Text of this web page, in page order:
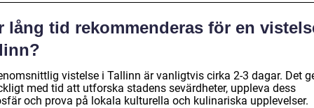
lång tid rekommenderas för en
vistelse i Tallinn är vanligtvis cirka 2-3 dagar. Det
med tid att utforska stadens sevärdheter, uppleva dess
och prova på lokala kulturella och kulinariska upplevelser.